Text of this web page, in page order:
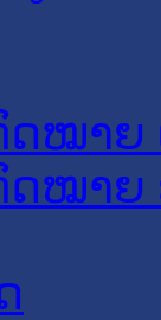
ດໝາຍ
ໝາຍ